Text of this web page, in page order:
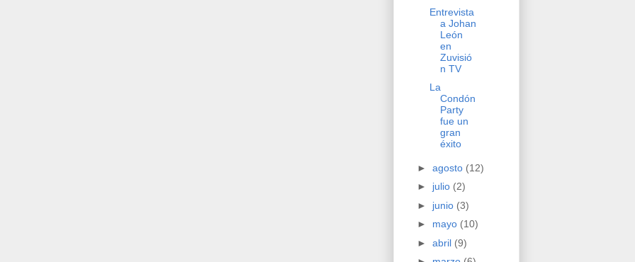
Entrevista
a Johan
León
en
Zuvisió
n TV
La
Condón
Party
fue un
gran
éxito
► agosto (12)
► julio (2)
► junio (3)
► mayo (10)
► abril (9)